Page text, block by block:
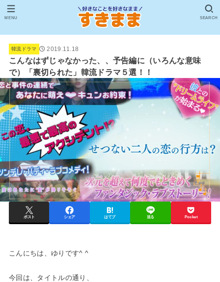
SEARCH
MENU
韓流ドラマ 2019.11.18
こんなはずじゃなかった、、予告編に（いろんな意味
で）「裏切られた」韓流ドラマ５選！！
ポスト シェア はてブ 送る Pocket
こんにちは、ゆりです^ ^
今回は、タイトルの通り、